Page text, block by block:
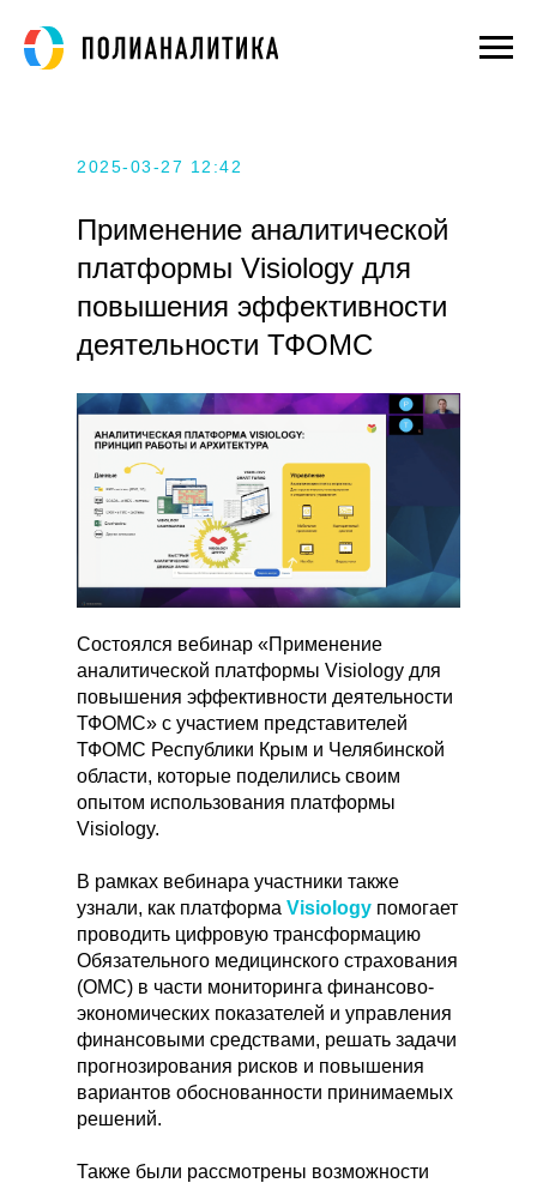
2025-03-27 12:42
Применение аналитической
платформы Visiology для
повышения эффективности
деятельности ТФОМС
Состоялся вебинар «Применение
аналитической платформы Visiology для
повышения эффективности деятельности
ТФОМС» с участием представителей
ТФОМС Республики Крым и Челябинской
области, которые поделились своим
опытом использования платформы
Visiology.
В рамках вебинара участники также
узнали, как платформа Visiology помогает
проводить цифровую трансформацию
Обязательного медицинского страхования
(ОМС) в части мониторинга финансово-
экономических показателей и управления
финансовыми средствами, решать задачи
прогнозирования рисков и повышения
вариантов обоснованности принимаемых
решений.
Также были рассмотрены возможности